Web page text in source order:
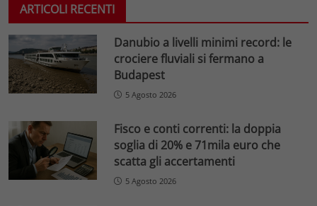
ARTICOLI RECENTI
Danubio a livelli minimi record: le
crociere fluviali si fermano a
Budapest
5 Agosto 2026
Fisco e conti correnti: la doppia
soglia di 20% e 71mila euro che
scatta gli accertamenti
5 Agosto 2026